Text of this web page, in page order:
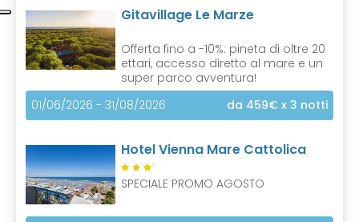
Gitavillage Le Marze
Offerta fino a -10%: pineta di oltre 20
ettari, accesso diretto al mare e un
super parco avventura!
01/06/2026 - 31/08/2026
da 459€ x 3 notti
Hotel Vienna Mare Cattolica
S
SPECIALE PROMO AGOSTO